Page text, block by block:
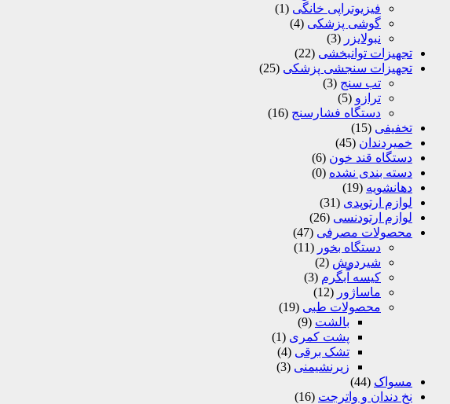
فیزیوتراپی خانگی (1)
گوشی پزشکی (4)
نبولایزر (3)
تجهیزات توانبخشی (22)
تجهیزات سنجشی پزشکی (25)
تب سنج (3)
ترازو (5)
دستگاه فشارسنج (16)
تخفیفی (15)
خمیردندان (45)
دستگاه قند خون (6)
دسته بندی نشده (0)
دهانشویه (19)
لوازم ارتوپدی (31)
لوازم ارتودنسی (26)
محصولات مصرفی (47)
دستگاه بخور (11)
شیردوش (2)
کیسه آّبگرم (3)
ماساژور (12)
محصولات طبی (19)
بالشت (9)
پشت کمری (1)
تشک برقی (4)
زیرنشیمنی (3)
مسواک (44)
نخ دندان و واترجت (16)